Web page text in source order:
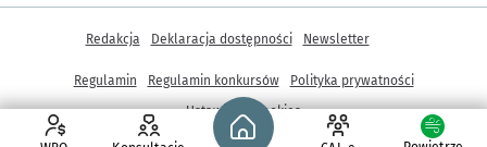
Strona główna - wroclaw.pl
Inne informacje
Redakcja Deklaracja dostępności Newsletter
Regulamin Regulamin konkursów
Polityka prywatności
Ustawienia cookies